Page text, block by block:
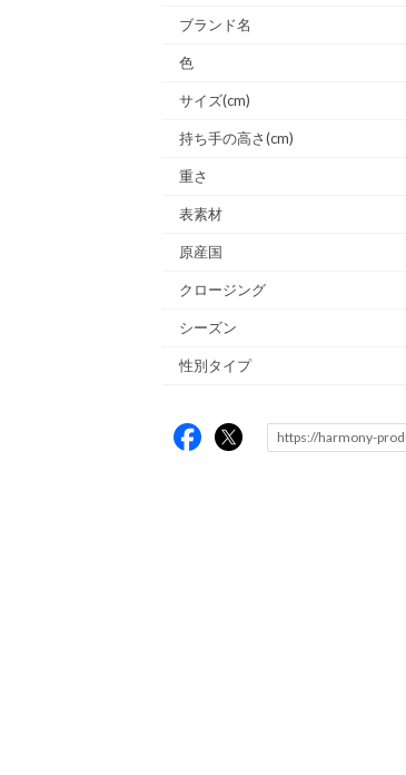
ブランド名
色
サイズ(cm)
持ち手の高さ(cm)
重さ
表素材
原産国
クロージング
シーズン
性別タイプ